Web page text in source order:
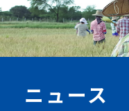
ニュース